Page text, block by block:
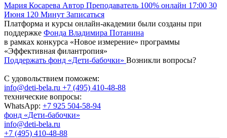
Мария Косарева Автор Преподаватель 100% онлайн 17:00 30
Июня 120 Минут Записаться
Платформа и курсы онлайн-академии были созданы при
поддержке Фонда Владимира Потанина
в рамках конкурса «Новое измерение» программы
«Эффективная филантропия»
Поддержать фонд «Дети-бабочки» Возникли вопросы?
С удовольствием поможем:
info@deti-bela.ru +7 (495) 410-48-88
технические вопросы:
WhatsApp: +7 925 504-58-94
фонд «Дети-бабочки»
info@deti-bela.ru
+7 (495) 410-48-88